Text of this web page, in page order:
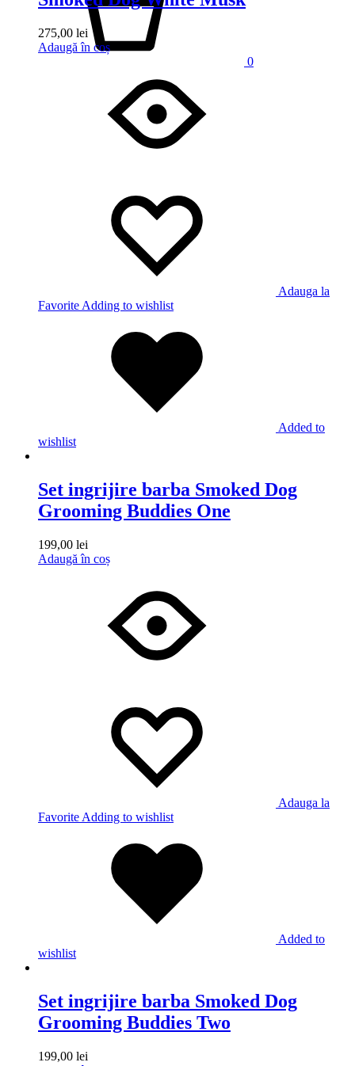
0
275,00 lei
Adaugă în coș
Adauga la
Favorite Adding to wishlist
Added to
wishlist
Set ingrijire barba Smoked Dog
Grooming Buddies One
199,00 lei
Adaugă în coș
Adauga la
Favorite Adding to wishlist
Added to
wishlist
Set ingrijire barba Smoked Dog
Grooming Buddies Two
199,00 lei